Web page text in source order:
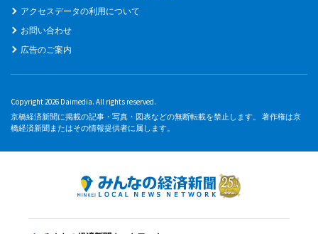
アクセスデータの利用について
お問い合わせ
広告のご案内
Copyright 2026 Daimedia. All rights reserved.
京橋経済新聞に掲載の記事・写真・図表などの無断転載を禁止します。 著作権は京
橋経済新聞またはその情報提供者に属します。